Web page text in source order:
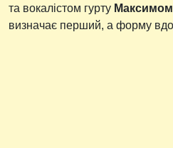
та вокалістом гурту
визначає перший, а форму